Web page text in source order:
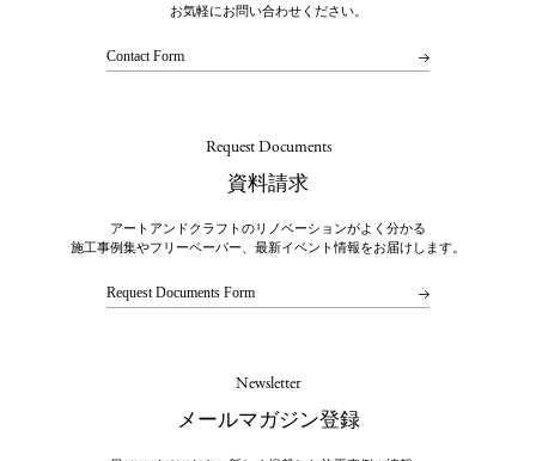
お気軽にお問い合わせください。
Contact Form
Request Documents
資料請求
アートアンドクラフトのリノベーションがよく分かる
施工事例集やフリーペーパー、最新イベント情報をお届けします。
Request Documents Form
Newsletter
メールマガジン登録